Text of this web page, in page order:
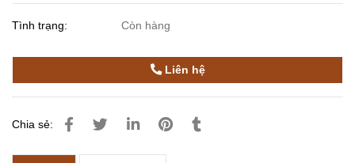
Tình trạng: Còn hàng
Liên hệ
Chia sẻ: